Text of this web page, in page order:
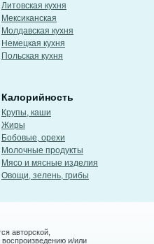
Литовская кухня
Мексиканская
Молдавская кухня
Немецкая кухня
Польская кухня
Калорийность
Крупы, каши
Жиры
Бобовые, орехи
Молочные продукты
Мясо и мясные изделия
Овощи, зелень, грибы
авторской,
и/или